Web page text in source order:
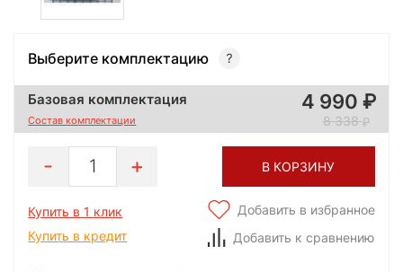
Выберите комплектацию
Базовая комплектация
Состав комплектации
4 990
8 338
1 В КОРЗИНУ
Купить в 1 клик
Купить в кредит
Добавить в избранное
Добавить к сравнению